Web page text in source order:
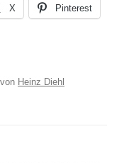
X Pinterest
von Heinz Diehl